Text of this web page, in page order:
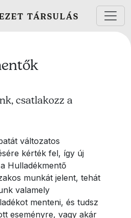
TÁRSULÁS
csatlakozz a
változatos
kérték fel, így új
Hulladékmentő
munkát jelent, tehát
valamely
menteni, és tudsz
eseményre, vagy akár